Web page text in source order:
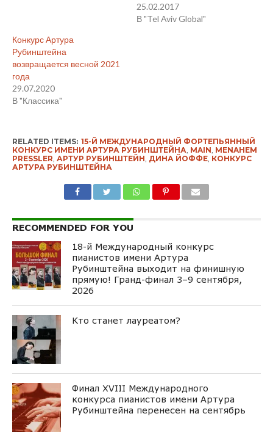
25.02.2017
В "Tel Aviv Global"
Конкурс Артура
Рубинштейна
возвращается весной 2021
года
29.07.2020
В "Классика"
RELATED ITEMS: 15-Й МЕЖДУНАРОДНЫЙ ФОРТЕПЬЯННЫЙ
КОНКУРС ИМЕНИ АРТУРА РУБИНШТЕЙНА MAIN MENAHEM
PRESSLER АРТУР РУБИНШТЕЙН ДИНА ЙОФФЕ, КОНКУРС
АРТУРА РУБИНШТЕЙНА
RECOMMENDED FOR YOU
18-й Международный конкурс
пианистов имени Артура
Рубинштейна выходит на финишную
прямую! Гранд-финал 3–9 сентября,
2026
Кто станет лауреатом?
Финал XVIII Международного
конкурса пианистов имени Артура
Рубинштейна перенесен на сентябрь